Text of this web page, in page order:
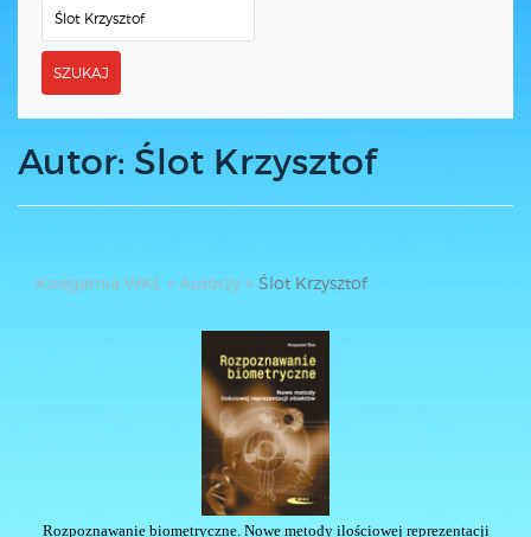
SZUKAJ
Autor: Ślot Krzysztof
Księgarnia WKŁ Autorzy Ślot Krzysztof
Rozpoznawanie biometryczne. Nowe metody ilościowej reprezentacji